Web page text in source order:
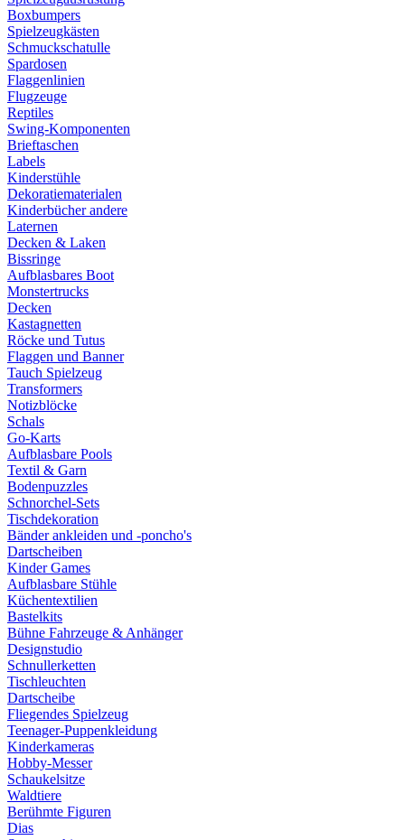
Boxbumpers
Spielzeugkästen
Schmuckschatulle
Spardosen
Flaggenlinien
Flugzeuge
Reptiles
Swing-Komponenten
Brieftaschen
Labels
Kinderstühle
Dekoratiematerialen
Kinderbücher andere
Laternen
Decken & Laken
Bissringe
Aufblasbares Boot
Monstertrucks
Decken
Kastagnetten
Röcke und Tutus
Flaggen und Banner
Tauch Spielzeug
Transformers
Notizblöcke
Schals
Go-Karts
Aufblasbare Pools
Textil & Garn
Bodenpuzzles
Schnorchel-Sets
Tischdekoration
Bänder ankleiden und -poncho's
Dartscheiben
Kinder Games
Aufblasbare Stühle
Küchentextilien
Bastelkits
Bühne Fahrzeuge & Anhänger
Designstudio
Schnullerketten
Tischleuchten
Dartscheibe
Fliegendes Spielzeug
Teenager-Puppenkleidung
Kinderkameras
Hobby-Messer
Schaukelsitze
Waldtiere
Berühmte Figuren
Dias